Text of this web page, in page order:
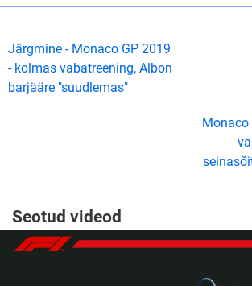
Järgmine - Monaco GP 2019
- kolmas vabatreening, Albon
barjääre "suudlemas"
Monaco
Seotud videod